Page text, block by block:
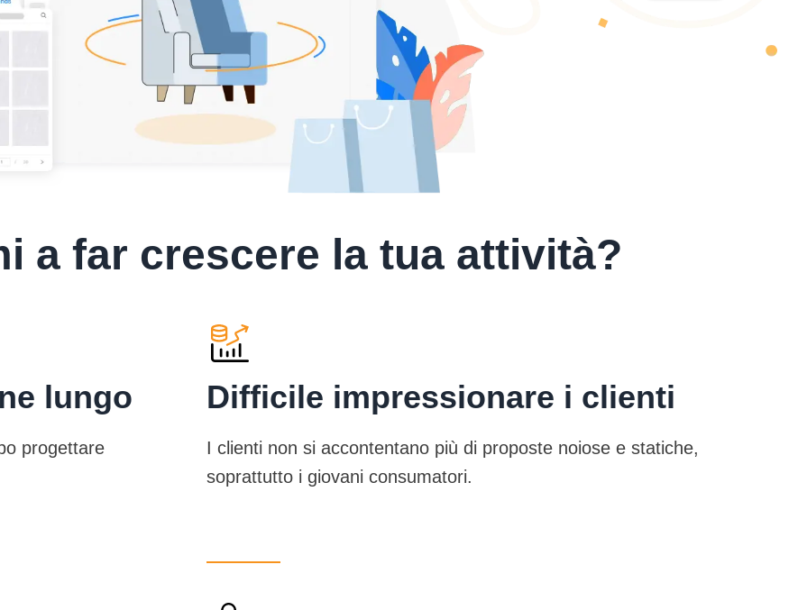
a far crescere la tua attività?
lungo
progettare
Difficile impressionare i clienti
I clienti non si accontentano più di proposte noiose e statiche,
soprattutto i giovani consumatori.